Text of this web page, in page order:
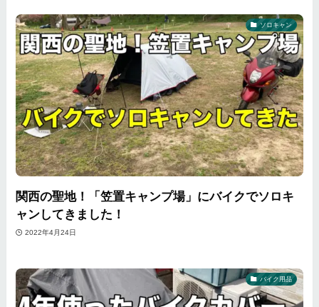
ソロキャン
関西の聖地！「笠置キャンプ場」にバイクでソロキ
ャンしてきました！
2022年4月24日
バイク用品